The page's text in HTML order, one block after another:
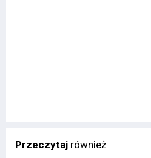
Przeczytaj również